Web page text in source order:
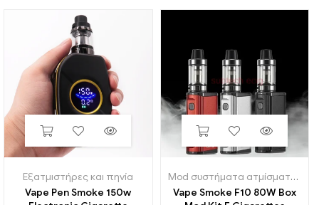
ml
Εξατμιστήρες και πηνία
Vape Pen Smoke 150w
Mod συστήματα ατμίσματος
Vape Smoke F10 80W Box